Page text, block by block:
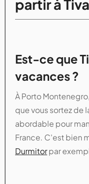
partir à
Est-ce que
vacances ?
À Porto
que vous sortez de
abordable pour
France. C'est bien
Durmitorpar